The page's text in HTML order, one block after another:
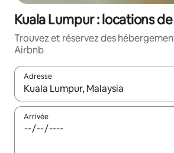
Kuala Lumpur : locations
Trouvez et réservez des
Airbnb
Adresse
Lorsque les résultats s'affichent,
Arrivée